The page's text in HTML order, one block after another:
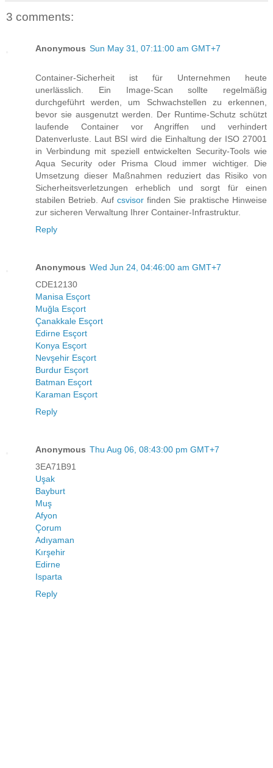
3 comments:
Anonymous Sun May 31, 07:11:00 am GMT+7
Container-Sicherheit ist für Unternehmen heute
unerlässlich. Ein Image-Scan sollte regelmäßig
durchgeführt werden, um Schwachstellen zu erkennen,
bevor sie ausgenutzt werden. Der Runtime-Schutz schützt
laufende Container vor Angriffen und verhindert
Datenverluste. Laut BSI wird die Einhaltung der ISO 27001
in Verbindung mit speziell entwickelten Security-Tools wie
Aqua Security oder Prisma Cloud immer wichtiger. Die
Umsetzung dieser Maßnahmen reduziert das Risiko von
Sicherheitsverletzungen erheblich und sorgt für einen
stabilen Betrieb. Auf csvisorfinden Sie praktische Hinweise
zur sicheren Verwaltung Ihrer Container-Infrastruktur.
Reply
Anonymous Wed Jun 24, 04:46:00 am GMT+7
CDE12130
Manisa Esçort
Muğla Esçort
Çanakkale Esçort
Edirne Esçort
Konya Esçort
Nevşehir Esçort
Burdur Esçort
Batman Esçort
Karaman Esçort
Reply
Anonymous Thu Aug 06, 08:43:00 pm GMT+7
3EA71B91
Uşak
Bayburt
Muş
Afyon
Çorum
Adıyaman
Kırşehir
Edirne
Isparta
Reply